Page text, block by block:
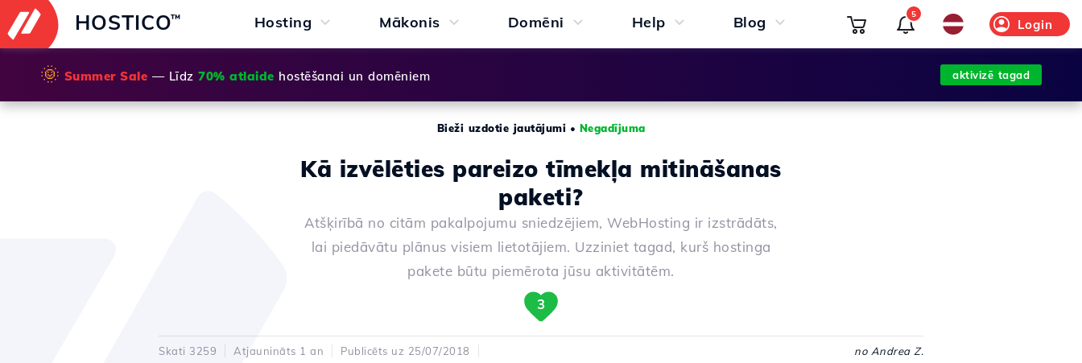
HOSTICO™ Hosting Mākonis Domēni Help Blog Login
5
🌞 Summer Sale — Līdz 70% atlaide hostēšanai un domēniem aktivizē tagad
Bieži uzdotie jautājumi • Negadījuma
Kā izvēlēties pareizo tīmekļa mitināšanas
paketi?
Atšķirībā no citām pakalpojumu sniedzējiem, WebHosting ir izstrādāts,
lai piedāvātu plānus visiem lietotājiem. Uzziniet tagad, kurš hostinga
pakete būtu piemērota jūsu aktivitātēm.
3
Skati 3259 Atjaunināts 1 an Publicēts uz 25/07/2018 no Andrea Z.